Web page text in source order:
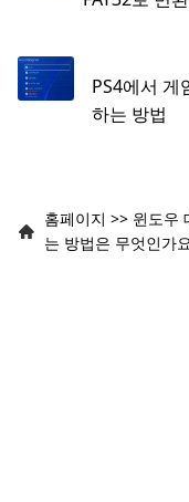
PS4에서 게
하는 방법
홈페이지 >> 윈도우
는 방법은 무엇인가